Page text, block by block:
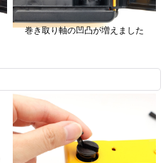
巻き取り軸の凹凸が増えました